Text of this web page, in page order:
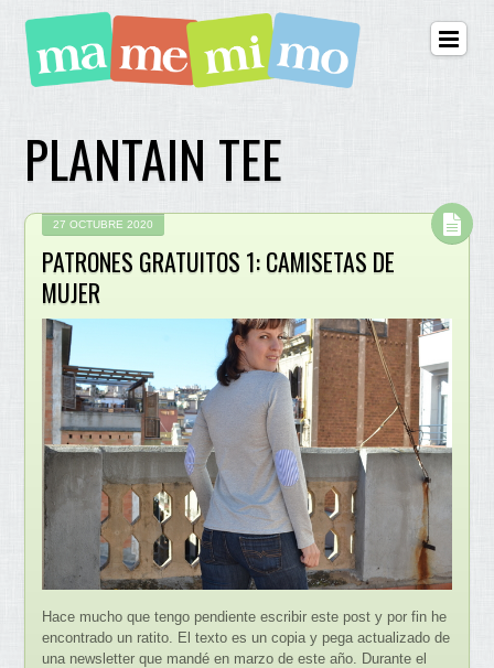
PLANTAIN TEE
27 OCTUBRE 2020
PATRONES GRATUITOS 1: CAMISETAS DE
MUJER
Hace mucho que tengo pendiente escribir este post y por fin he
encontrado un ratito. El texto es un copia y pega actualizado de
una newsletter que mandé en marzo de este año. Durante el